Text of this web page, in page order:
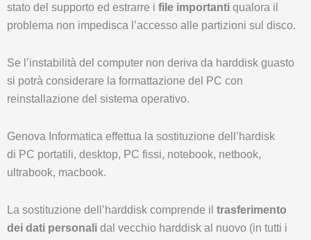
stato del supporto ed estrarre i file importanti qualora il
problema non impedisca l’accesso alle partizioni sul disco.
Se l’instabilità del computer non deriva da harddisk guasto
si potrà considerare la formattazione del PC con
reinstallazione del sistema operativo.
Genova Informatica effettua la sostituzione dell’hardisk
di PC portatili, desktop, PC fissi, notebook, netbook,
ultrabook, macbook.
La sostituzione dell’harddisk comprende il trasferimento
dei dati personali dal vecchio harddisk al nuovo (in tutti i